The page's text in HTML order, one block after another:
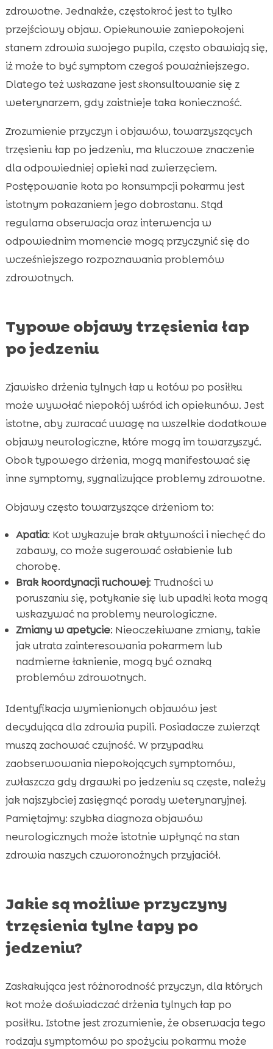
zdrowotne. Jednakże, częstokroć jest to tylko
przejściowy objaw. Opiekunowie zaniepokojeni
stanem zdrowia swojego pupila, często obawiają się,
iż może to być symptom czegoś poważniejszego.
Dlatego też wskazane jest skonsultowanie się z
weterynarzem, gdy zaistnieje taka konieczność.
Zrozumienie przyczyn i objawów, towarzyszących
trzęsieniu łap po jedzeniu, ma kluczowe znaczenie
dla odpowiedniej opieki nad zwierzęciem.
Postępowanie kota po konsumpcji pokarmu jest
istotnym pokazaniem jego dobrostanu. Stąd
regularna obserwacja oraz interwencja w
odpowiednim momencie mogą przyczynić się do
wcześniejszego rozpoznawania problemów
zdrowotnych.
Typowe objawy trzęsienia łap
po jedzeniu
Zjawisko drżenia tylnych łap u kotów po posiłku
może wywołać niepokój wśród ich opiekunów. Jest
istotne, aby zwracać uwagę na wszelkie dodatkowe
objawy neurologiczne, które mogą im towarzyszyć.
Obok typowego drżenia, mogą manifestować się
inne symptomy, sygnalizujące problemy zdrowotne.
Objawy często towarzyszące drżeniom to:
Apatia: Kot wykazuje brak aktywności i niechęć do
zabawy, co może sugerować osłabienie lub
chorobę.
Brak koordynacji ruchowej: Trudności w
poruszaniu się, potykanie się lub upadki kota mogą
wskazywać na problemy neurologiczne.
Zmiany w apetycie: Nieoczekiwane zmiany, takie
jak utrata zainteresowania pokarmem lub
nadmierne łaknienie, mogą być oznaką
problemów zdrowotnych.
Identyfikacja wymienionych objawów jest
decydująca dla zdrowia pupili. Posiadacze zwierząt
muszą zachować czujność. W przypadku
zaobserwowania niepokojących symptomów,
zwłaszcza gdy drgawki po jedzeniu są częste, należy
jak najszybciej zasięgnąć porady weterynaryjnej.
Pamiętajmy: szybka diagnoza objawów
neurologicznych może istotnie wpłynąć na stan
zdrowia naszych czworonożnych przyjaciół.
Jakie są możliwe przyczyny
trzęsienia tylne łapy po
jedzeniu?
Zaskakująca jest różnorodność przyczyn, dla których
kot może doświadczać drżenia tylnych łap po
posiłku. Istotne jest zrozumienie, że obserwacja tego
rodzaju symptomów po spożyciu pokarmu może